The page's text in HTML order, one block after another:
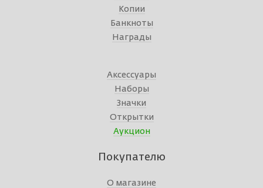
Копии
Банкноты
Награды
Аксессуары
Наборы
Значки
Открытки
Аукцион
Покупателю
О магазине